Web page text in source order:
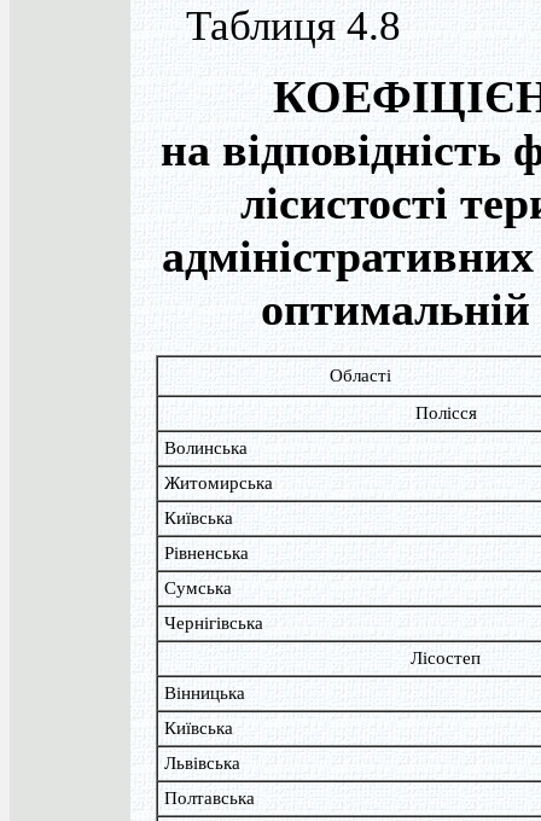
Таблиця 4.8
на відповідність
лісистості
Області
Полісся
Волинська
Житомирська
Київська
Рівненська
Сумська
Чернігівська
Лісостеп
Вінницька
Київська
Львівська
Полтавська